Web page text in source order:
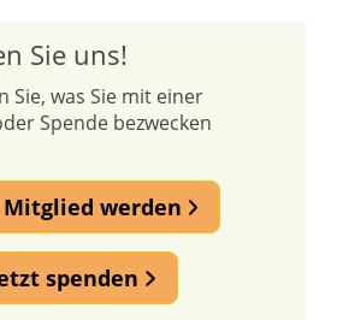
Sie uns!
Sie, was Sie mit einer
Spende bezwecken
Mitglied werden
spenden